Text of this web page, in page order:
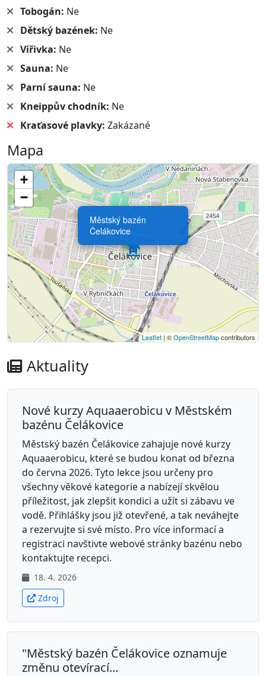
Tobogán: Ne
Dětský bazének: Ne
Vířivka: Ne
Sauna: Ne
Parní sauna: Ne
Kneippův chodník: Ne
Kraťasové plavky: Zakázané
Mapa
Městský bazén
Čelákovice
+
−
Leaflet| ©OpenStreetMapcontributors
Aktuality
Nové kurzy Aquaaerobicu v Městském
bazénu Čelákovice
Městský bazén Čelákovice zahajuje nové kurzy
Aquaaerobicu, které se budou konat od března
do června 2026. Tyto lekce jsou určeny pro
všechny věkové kategorie a nabízejí skvělou
příležitost, jak zlepšit kondici a užít si zábavu ve
vodě. Přihlášky jsou již otevřené, a tak neváhejte
a rezervujte si své místo. Pro více informací a
registraci navštivte webové stránky bazénu nebo
kontaktujte recepci.
18. 4. 2026
Zdroj
"Městský bazén Čelákovice oznamuje
změnu otevírací...